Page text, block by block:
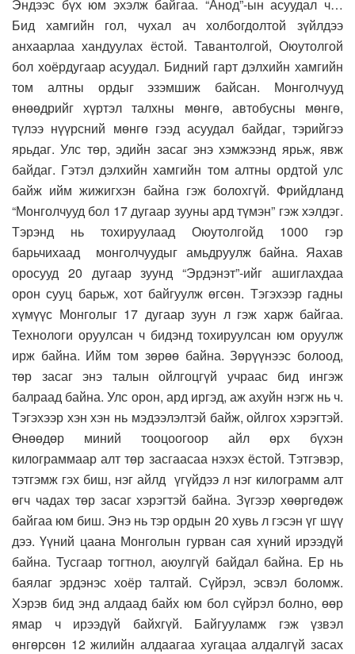
Эндээс бүх юм эхэлж байгаа. “Анод”-ын асуудал ч…
Бид хамгийн гол, чухал ач холбогдолтой зүйлдээ
анхаарлаа хандуулах ёстой. Тавантолгой, Оюутолгой
бол хоёрдугаар асуудал. Бидний гарт дэлхийн хамгийн
том алтны ордыг эзэмшиж байсан. Монголчууд
өнөөдрийг хүртэл талхны мөнгө, автобусны мөнгө,
түлээ нүүрсний мөнгө гээд асуудал байдаг, тэрийгээ
ярьдаг. Улс төр, эдийн засаг энэ хэмжээнд ярьж, явж
байдаг. Гэтэл дэлхийн хамгийн том алтны ордтой улс
байж ийм жижигхэн байна гэж болохгүй. Фрийдланд
“Монголчууд бол 17 дугаар зууны ард түмэн” гэж хэлдэг.
Тэрэнд нь тохируулаад Оюутолгойд 1000 гэр
барьчихаад монголчуудыг амьдруулж байна. Яахав
оросууд 20 дугаар зуунд “Эрдэнэт”-ийг ашиглахдаа
орон сууц барьж, хот байгуулж өгсөн. Тэгэхээр гадны
хүмүүс Монголыг 17 дугаар зуун л гэж харж байгаа.
Технологи оруулсан ч бидэнд тохируулсан юм оруулж
ирж байна. Ийм том зөрөө байна. Зөрүүнээс болоод,
төр засаг энэ талын ойлгоцгүй учраас бид ингэж
балраад байна. Улс орон, ард иргэд, аж ахуйн нэгж нь ч.
Тэгэхээр хэн хэн нь мэдээлэлтэй байж, ойлгох хэрэгтэй.
Өнөөдөр миний тооцоогоор айл өрх бүхэн
килограммаар алт төр засгаасаа нэхэх ёстой. Тэтгэвэр,
тэтгэмж гэх биш, нэг айлд үгүйдээ л нэг килограмм алт
өгч чадах төр засаг хэрэгтэй байна. Зүгээр хөөргөдөж
байгаа юм биш. Энэ нь тэр ордын 20 хувь л гэсэн үг шүү
дээ. Үүний цаана Монголын гурван сая хүний ирээдүй
байна. Тусгаар тогтнол, аюулгүй байдал байна. Ер нь
баялаг эрдэнэс хоёр талтай. Сүйрэл, эсвэл боломж.
Хэрэв бид энд алдаад байх юм бол сүйрэл болно, өөр
ямар ч ирээдүй байхгүй. Байгууламж гэж үзвэл
өнгөрсөн 12 жилийн алдаагаа хугацаа алдалгүй засах